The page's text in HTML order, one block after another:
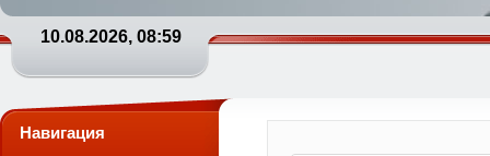
10.08.2026, 08:59
Навигация